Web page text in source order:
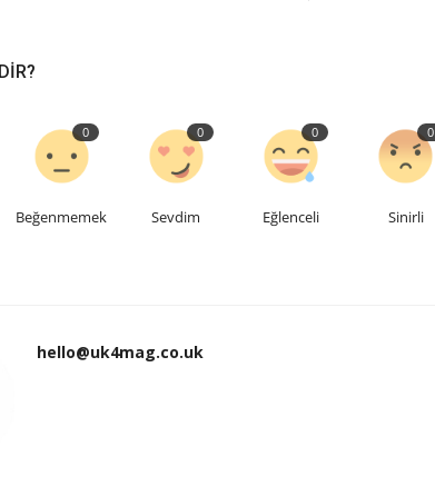
0
Beğenmemek
0
Sevdim
0
Eğlenceli
0
Sinirli
hello@uk4mag.co.uk